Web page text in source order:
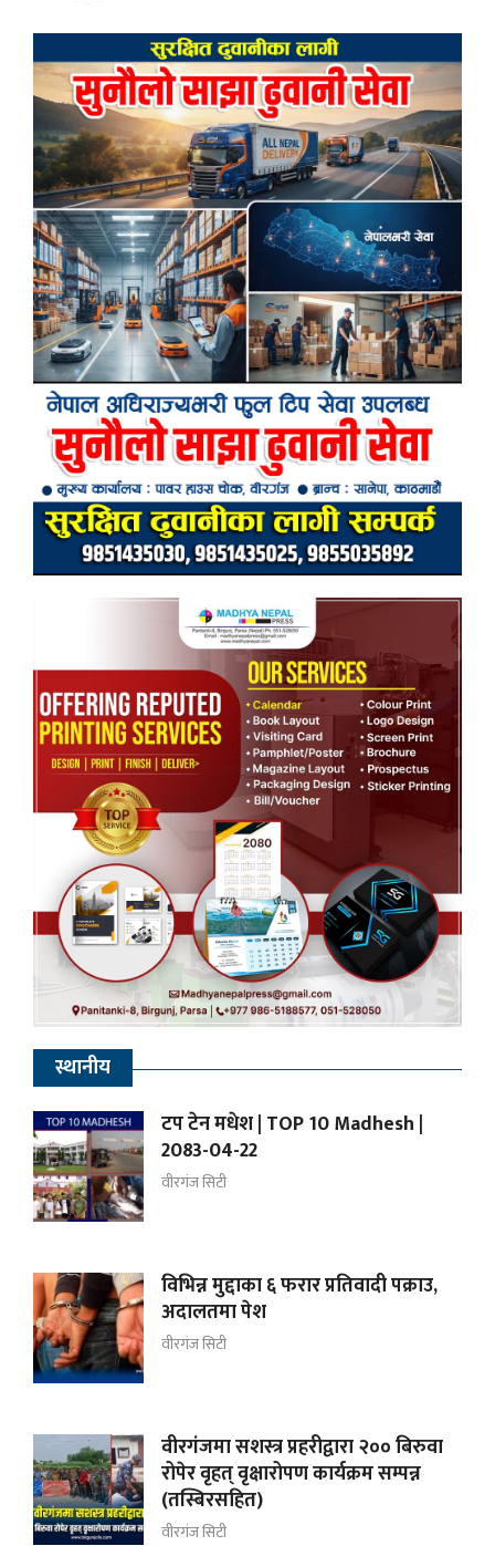
स्थानीय
टप टेन मधेश | TOP 10 Madhesh |
2083-04-22
वीरगंज सिटी
विभिन्न मुद्दाका ६ फरार प्रतिवादी पक्राउ,
अदालतमा पेश
वीरगंज सिटी
वीरगंजमा सशस्त्र प्रहरीद्वारा २०० बिरुवा
रोपेर वृहत् वृक्षारोपण कार्यक्रम सम्पन्न
(तस्बिरसहित)
वीरगंज सिटी